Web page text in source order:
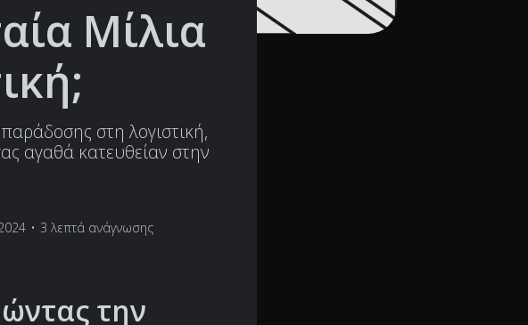
Μίλια
στη λογιστική,
αγαθά κατευθείαν στην
• 3 λεπτά ανάγνωσης
την